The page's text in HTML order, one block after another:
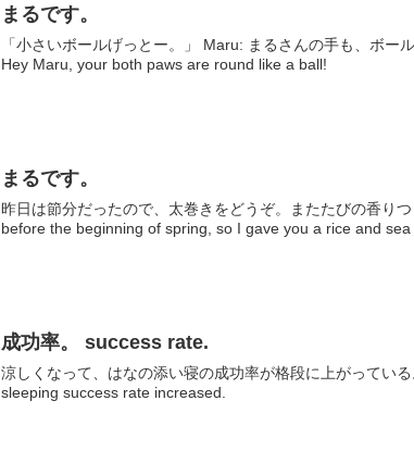
まるです。
「小さいボールげっとー。」 Maru: まるさんの手も、ボー
Hey Maru, your both paws are round like a ball!
まるです。
昨日は節分だったので、太巻きをどうぞ。またたびの香り
before the beginning of spring, so I gave you a rice and sea
成功率。 success rate.
涼しくなって、はなの添い寝の成功率が格段に上がってい
sleeping success rate increased.